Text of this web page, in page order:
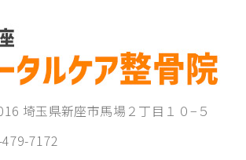
埼玉県新座市馬場２丁目１０−５
7172